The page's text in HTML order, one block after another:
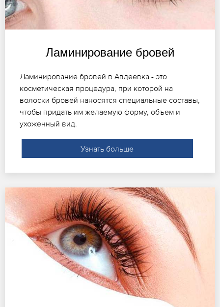
Ламинирование бровей
Ламинирование бровей в Авдеевка - это
косметическая процедура, при которой на
волоски бровей наносятся специальные составы,
чтобы придать им желаемую форму, объем и
ухоженный вид.
Узнать больше